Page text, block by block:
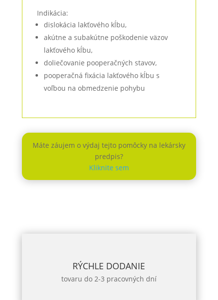
Indikácia:
dislokácia lakťového kĺbu,
akútne a subakútne poškodenie väzov
lakťového kĺbu,
doliečovanie pooperačných stavov,
pooperačná fixácia lakťového kĺbu s
voľbou na obmedzenie pohybu
Máte záujem o výdaj tejto pomôcky na lekársky
predpis?
Kliknite sem
RÝCHLE DODANIE
tovaru do 2-3 pracovných dní